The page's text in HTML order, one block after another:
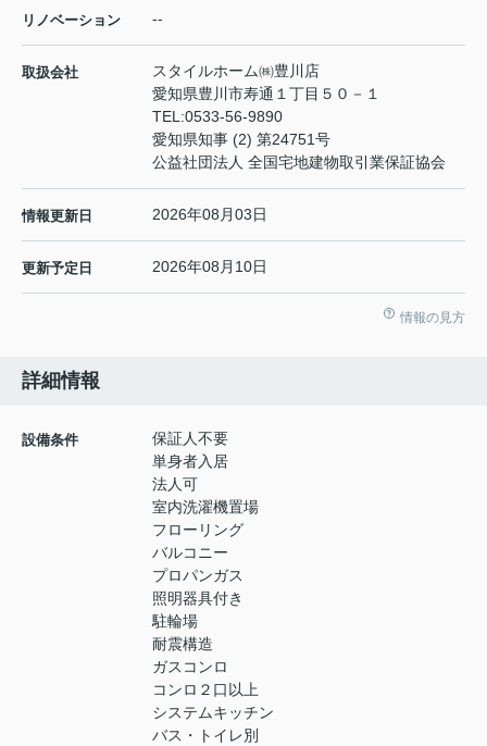
リノベーション --
取扱会社
スタイルホーム㈱豊川店
愛知県豊川市寿通１丁目５０－１
TEL:0533-56-9890
愛知県知事 (2) 第24751号
公益社団法人 全国宅地建物取引業保証協会
情報更新日 2026年08月03日
更新予定日 2026年08月10日
情報の見方
詳細情報
設備条件
保証人不要
単身者入居
法人可
室内洗濯機置場
フローリング
バルコニー
プロパンガス
照明器具付き
駐輪場
耐震構造
ガスコンロ
コンロ２口以上
システムキッチン
バス・トイレ別